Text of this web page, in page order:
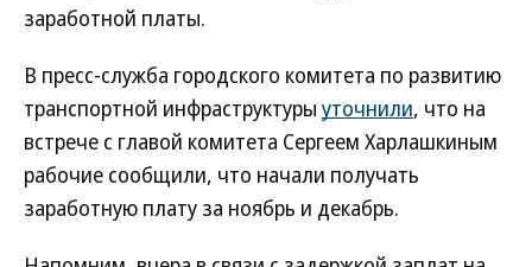
заработной платы.
В пресс-служба городского комитета по развитию
транспортной инфраструктуры уточнили, что на
встрече с главой комитета Сергеем Харлашкиным
рабочие сообщили, что начали получать
заработную плату за ноябрь и декабрь.